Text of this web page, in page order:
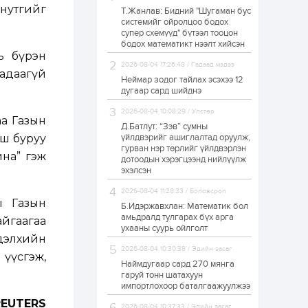
бүрэн
Газын
буруу
гэж
Газын
ЗГ: Автобензин,
дизель түлшний
онцгой албан
татварыг тэглэлээ
1 өдөр 2
З.Мэндсайхан:
Хүнсний нөөцийг
бэлтгэх агуулах,
зоорь бэлтгэх ААН-
үүдэд хөнгөлөлттэй
зээл олгоно
1 өдөр 1 0
Европ дахь
соёлын наадам
боллоо
1 өдөр 2
Өнгөрсөн сард
металл худалдан
авчээ
1 өдөр 0 0
Т.Жанлав: Бидний "Шугаман бус
системийг ойролцоо бодох
супер схемүүд" бүтээл тооцон
бодох математикт нээлт хийсэн
2026-08-04 17:26:48 / Гадаад мэдээ
Неймар зодог тайлах эсэхээ 12
дугаар сард шийднэ
2026-08-04 10:08:29 / Улстөр
Д.Батлут: “Зэв” сумны
үйлдвэрийг ашиглалтад оруулж,
гурван нэр төрлийг үйлдвэрлэн
дотоодын хэрэгцээнд нийлүүлж
эхэлсэн
2026-08-04 11:28:33 / Боловсрол
Б.Идэржавхлан: Математик бол
амьдралд тулгарах бүх арга
ухааны суурь ойлголт
2026-08-04 10:30:38 / Эдийн засаг
Наймдугаар сард 270 мянга
гаруй тонн шатахуун
импортлохоор баталгаажуулжээ